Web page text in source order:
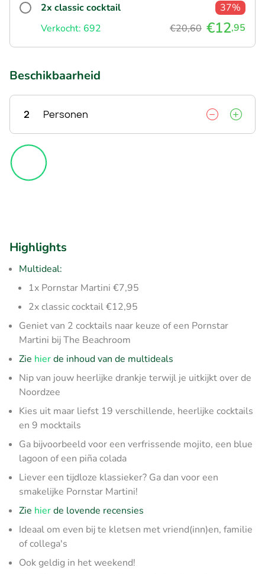
2x classic cocktail
37%
Verkocht: 692
€20,60 €12,95
Beschikbaarheid
2 Personen
Highlights
Multideal:
1x Pornstar Martini €7,95
2x classic cocktail €12,95
Geniet van 2 cocktails naar keuze of een Pornstar
Martini bij The Beachroom
Zie hierde inhoud van de multideals
Nip van jouw heerlijke drankje terwijl je uitkijkt over de
Noordzee
Kies uit maar liefst 19 verschillende, heerlijke cocktails
en 9 mocktails
Ga bijvoorbeeld voor een verfrissende mojito, een blue
lagoon of een piña colada
Liever een tijdloze klassieker? Ga dan voor een
smakelijke Pornstar Martini!
Zie hierde lovende recensies
Ideaal om even bij te kletsen met vriend(inn)en, familie
of collega's
Ook geldig in het weekend!